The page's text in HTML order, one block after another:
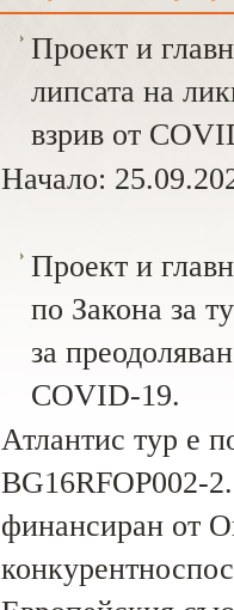
Проект и
липсата на
взрив от
Начало:
Проект и
по Закона за
за
COVID-19.
Атлантис тур е
BG16RFOP002-
финансиран от